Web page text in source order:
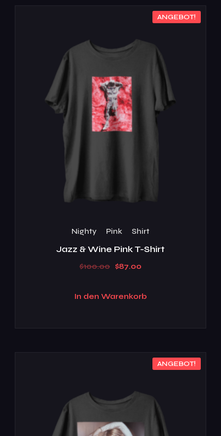
ANGEBOT!
Nighty Pink Shirt
Jazz & Wine Pink T-Shirt
$100.00 $87.00
In den Warenkorb
ANGEBOT!